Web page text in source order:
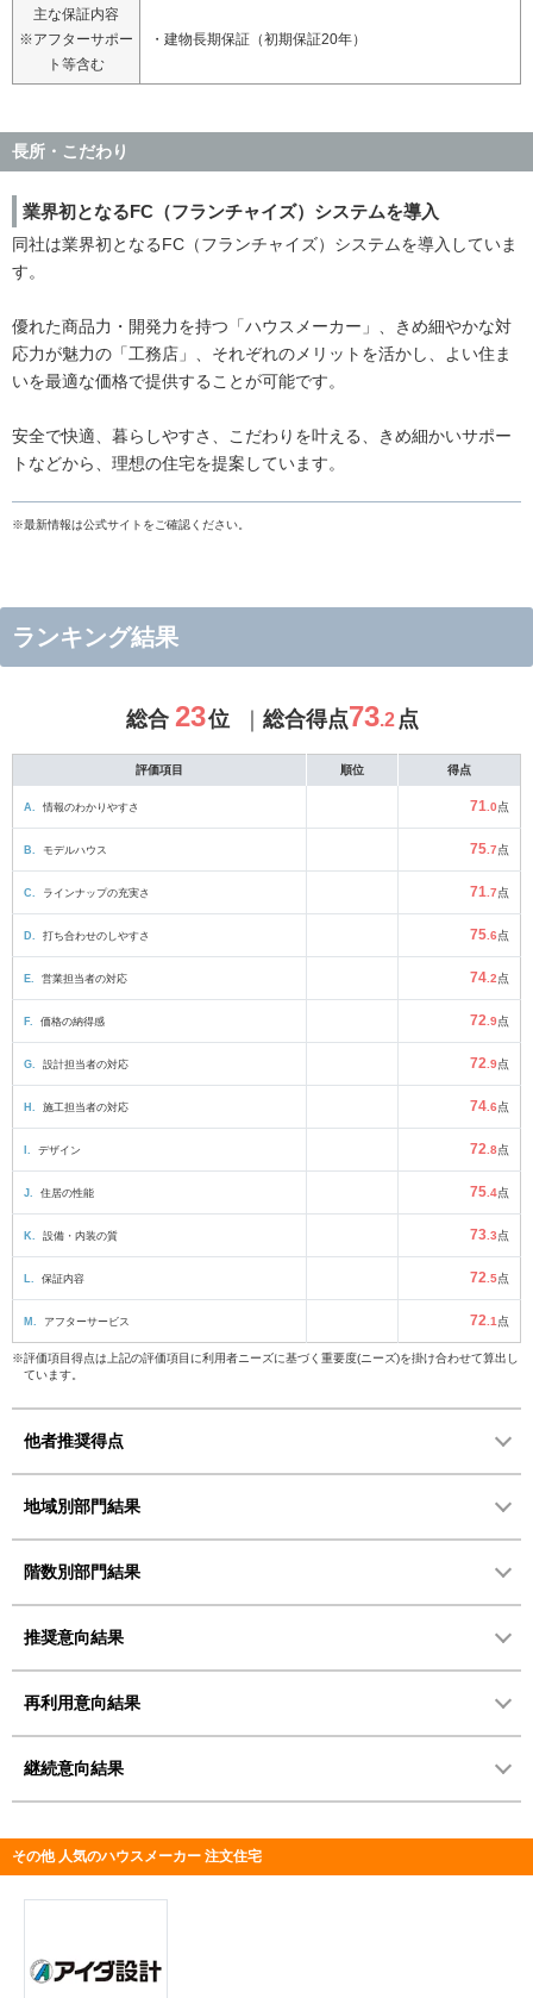
主な保証内容
※アフターサポー
ト等含む
・建物長期保証（初期保証20年）
長所・こだわり
業界初となるFC（フランチャイズ）システムを導入
同社は業界初となるFC（フランチャイズ）システムを導入していま
す。
優れた商品力・開発力を持つ「ハウスメーカー」、きめ細やかな対
応力が魅力の「工務店」、それぞれのメリットを活かし、よい住ま
いを最適な価格で提供することが可能です。
安全で快適、暮らしやすさ、こだわりを叶える、きめ細かいサポー
トなどから、理想の住宅を提案しています。
※最新情報は公式サイトをご確認ください。
ランキング結果
総合 23位 総合得点73.2 点
評価項目 順位 得点
A. 情報のわかりやすさ 71 .0点
B. モデルハウス 75 .7点
C. ラインナップの充実さ 71 .7点
D. 打ち合わせのしやすさ 75 .6点
E. 営業担当者の対応 74 .2点
F. 価格の納得感 72 .9点
G. 設計担当者の対応 72 .9点
H. 施工担当者の対応 74 .6点
I. デザイン 72 .8点
J. 住居の性能 75 .4点
K. 設備・内装の質 73 .3点
L. 保証内容 72 .5点
M. アフターサービス 72 .1 点
※評価項目得点は上記の評価項目に利用者ニーズに基づく重要度(ニーズ)を掛け合わせて算出し
ています。
他者推奨得点
地域別部門結果
階数別部門結果
推奨意向結果
再利用意向結果
継続意向結果
その他 人気のハウスメーカー 注文住宅